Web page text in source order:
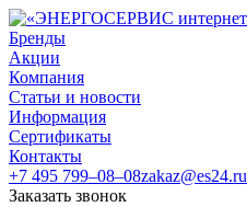
Бренды
Акции
Компания
Статьи и новости
Информация
Сертификаты
Контакты
+7 495 799–08–08zakaz@es24.ru
Заказать звонок